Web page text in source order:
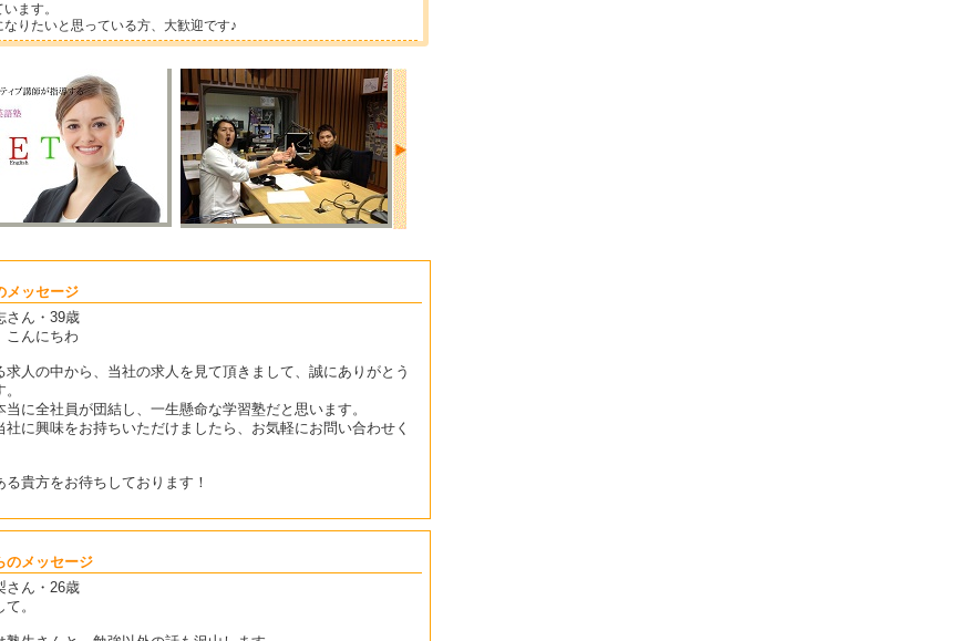
ます。
りたいと思っている方、大歓迎です♪
メッセージ
ん・39歳
こんにちわ
求人の中から、当社の求人を見て頂きまして、誠にありがとう
当に全社員が団結し、一生懸命な学習塾だと思います。
社に興味をお持ちいただけましたら、お気軽にお問い合わせく
る貴方をお待ちしております！
のメッセージ
ん・26歳
。